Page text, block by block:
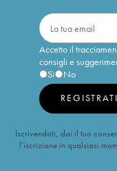
Accetto il
consigli e
Sì
No
REGISTRATI
Iscrivendoti, dai il tuo
l’iscrizione in qualsiasi